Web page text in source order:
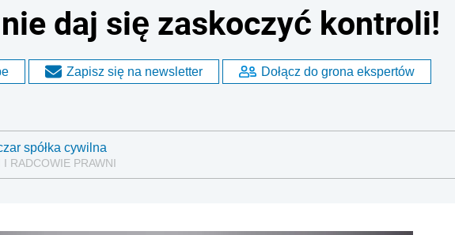
daj się zaskoczyć kontroli!
Zapisz się na newsletter Dołącz do grona ekspertów
spółka cywilna
RADCOWIE PRAWNI